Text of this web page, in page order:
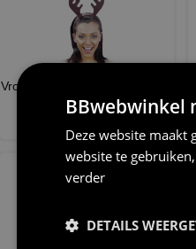
Vrolijk kerst met deze diadeem
rendier gewei het
€ 2,95
BBwebwinkel
Deze website maakt
website te
verder
DETAILS